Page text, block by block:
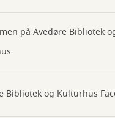
på Avedøre Bibliotek
Bibliotek og Kulturhus